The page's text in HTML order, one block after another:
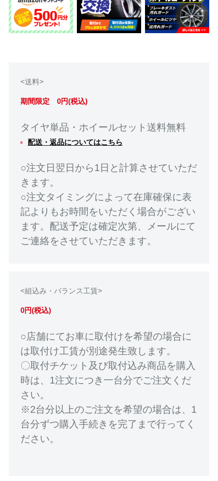
<送料>
期間限定 0円(税込)
タイヤ単品・ホイールセット送料無料
配送・返品についてはこちら
○注文日翌日から1日と計算させていただ
きます。
○注文タイミングによって在庫確保に表
記よりもお時間をいただく場合がござい
ます。配送予定は確定次第、メールにて
ご連絡をさせていただきます。
<組込み・バランス工賃>
0円(税込)
○店舗にてお車に取付けを希望の場合に
は取付け工賃が別途発生致します。
〇取付チケット及び取付込み商品を購入
時は、1注文につき一台分でご注文くだ
さい。
※2台分以上のご注文を希望の場合は、1
台分ずつ購入手続きを完了まで行ってく
ださい。